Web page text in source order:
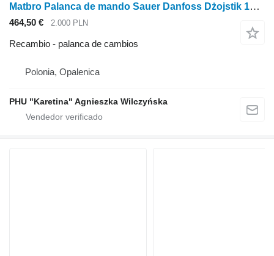
Matbro Palanca de mando Sauer Danfoss Dżojstik 162F1300 162F1303 37178029 162F palanca de cambios para Matbro
464,50 € 2.000 PLN
Recambio - palanca de cambios
Polonia, Opalenica
PHU "Karetina" Agnieszka Wilczyńska